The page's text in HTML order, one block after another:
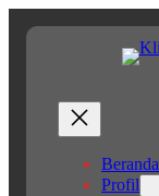
Beranda
Profil